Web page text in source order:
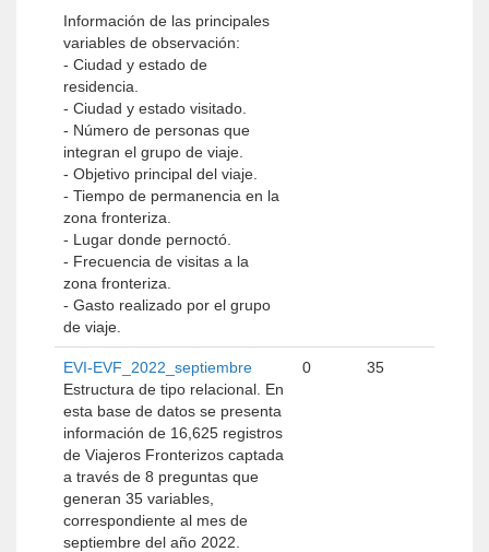
Información de las principales
variables de observación:
- Ciudad y estado de
residencia.
- Ciudad y estado visitado.
- Número de personas que
integran el grupo de viaje.
- Objetivo principal del viaje.
- Tiempo de permanencia en la
zona fronteriza.
- Lugar donde pernoctó.
- Frecuencia de visitas a la
zona fronteriza.
- Gasto realizado por el grupo
de viaje.
EVI-EVF_2022_septiembre
Estructura de tipo relacional. En
esta base de datos se presenta
información de 16,625 registros
de Viajeros Fronterizos captada
a través de 8 preguntas que
generan 35 variables,
correspondiente al mes de
septiembre del año 2022.
0 35